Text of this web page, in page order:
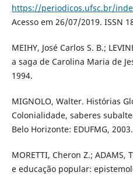
https://periodicos.ufsc.br/
Acesso em 26/07/2019. ISSN
MEIHY, José Carlos S. B.;
a saga de Carolina Maria de
1994.
MIGNOLO, Walter. Histórias
Colonialidade, saberes
Belo Horizonte: EDUFMG, 2003.
MORETTI, Cheron Z.;
e educação popular: